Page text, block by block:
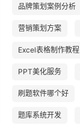
品牌策划案例分析
营销策划方案
Excel表格制作教程
PPT美化服务
刷题软件哪个好
题库系统开发